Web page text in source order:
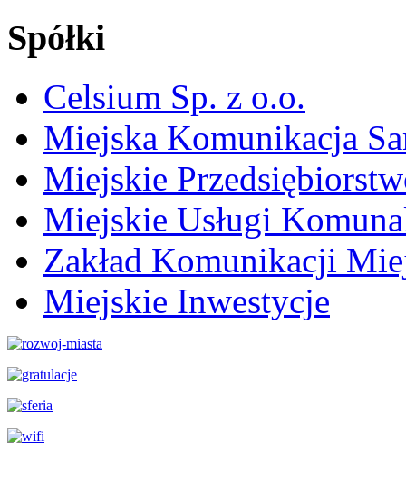
Spółki
Celsium Sp. z o.o.
Miejska Komunikacja
Miejskie
Miejskie Usługi
Zakład Komunikacji
Miejskie Inwestycje